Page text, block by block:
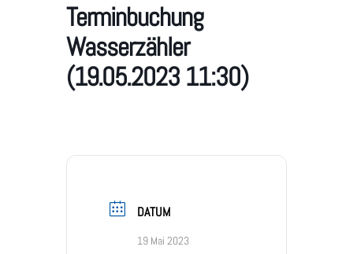
Terminbuchung
Wasserzähler
(19.05.2023 11:30)
DATUM
19 Mai 2023